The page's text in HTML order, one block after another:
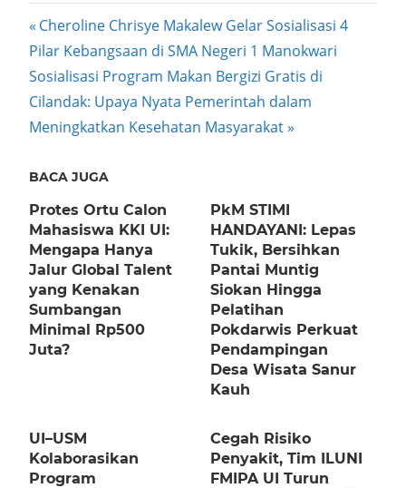
Post
navigation
Previous
Post:
Cheroline Chrisye Makalew Gelar Sosialisasi 4
Pilar Kebangsaan di SMA Negeri 1 Manokwari
Next
Post:
Sosialisasi Program Makan Bergizi Gratis di
Cilandak: Upaya Nyata Pemerintah dalam
Meningkatkan Kesehatan Masyarakat
BACA JUGA
Protes Ortu Calon
Mahasiswa KKI UI:
Mengapa Hanya
Jalur Global Talent
yang Kenakan
Sumbangan
Minimal Rp500
Juta?
PkM STIMI
HANDAYANI: Lepas
Tukik, Bersihkan
Pantai Muntig
Siokan Hingga
Pelatihan
Pokdarwis Perkuat
Pendampingan
Desa Wisata Sanur
Kauh
UI–USM
Kolaborasikan
Program
Cegah Risiko
Penyakit, Tim ILUNI
FMIPA UI Turun